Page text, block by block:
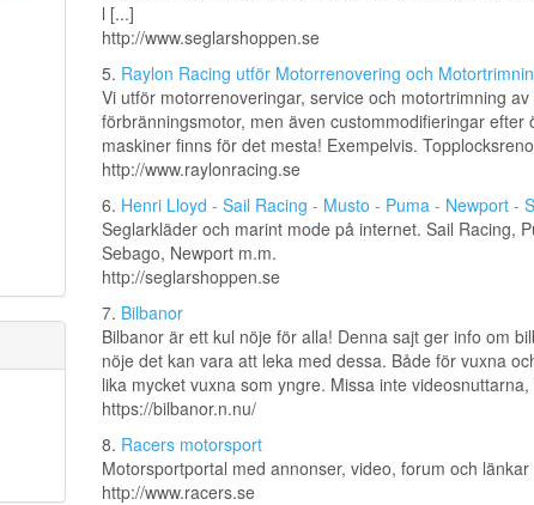
l [...]
http://www.seglarshoppen.se
5. Raylon Racing utför Motorrenovering och
Vi utför motorrenoveringar, service och motortrimning
förbränningsmotor, men även custommodifieringar efter
maskiner finns för det mesta! Exempelvis.
http://www.raylonracing.se
6. Henri Lloyd - Sail Racing - Musto - Puma - Newport -
Seglarkläder och marint mode på internet. Sail Racing,
Sebago, Newport m.m.
http://seglarshoppen.se
7. Bilbanor
Bilbanor är ett kul nöje för alla! Denna sajt ger info om
nöje det kan vara att leka med dessa. Både för vuxna
lika mycket vuxna som yngre. Missa inte
https://bilbanor.n.nu/
8. Racers motorsport
Motorsportportal med annonser, video, forum och
http://www.racers.se